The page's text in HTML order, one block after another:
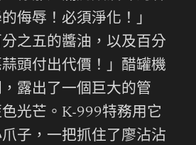
侮辱！必須淨化！」
分之五的醬油，以及百分
頭付出代價！」醋罐機
露出了一個巨大的管
光芒。K-999特務用它
子，一把抓住了廖沾沾